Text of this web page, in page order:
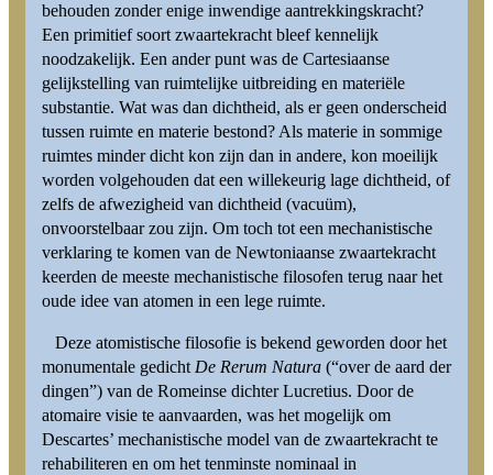
behouden zonder enige inwendige aantrekkingskracht?
Een primitief soort zwaartekracht bleef kennelijk
noodzakelijk. Een ander punt was de Cartesiaanse
gelijkstelling van ruimtelijke uitbreiding en materiële
substantie. Wat was dan dichtheid, als er geen onderscheid
tussen ruimte en materie bestond? Als materie in sommige
ruimtes minder dicht kon zijn dan in andere, kon moeilijk
worden volgehouden dat een willekeurig lage dichtheid, of
zelfs de afwezigheid van dichtheid (vacuüm),
onvoorstelbaar zou zijn. Om toch tot een mechanistische
verklaring te komen van de Newtoniaanse zwaartekracht
keerden de meeste mechanistische filosofen terug naar het
oude idee van atomen in een lege ruimte.
Deze atomistische filosofie is bekend geworden door het
monumentale gedicht De Rerum Natura (“over de aard der
dingen”) van de Romeinse dichter Lucretius. Door de
atomaire visie te aanvaarden, was het mogelijk om
Descartes’ mechanistische model van de zwaartekracht te
rehabiliteren en om het tenminste nominaal in